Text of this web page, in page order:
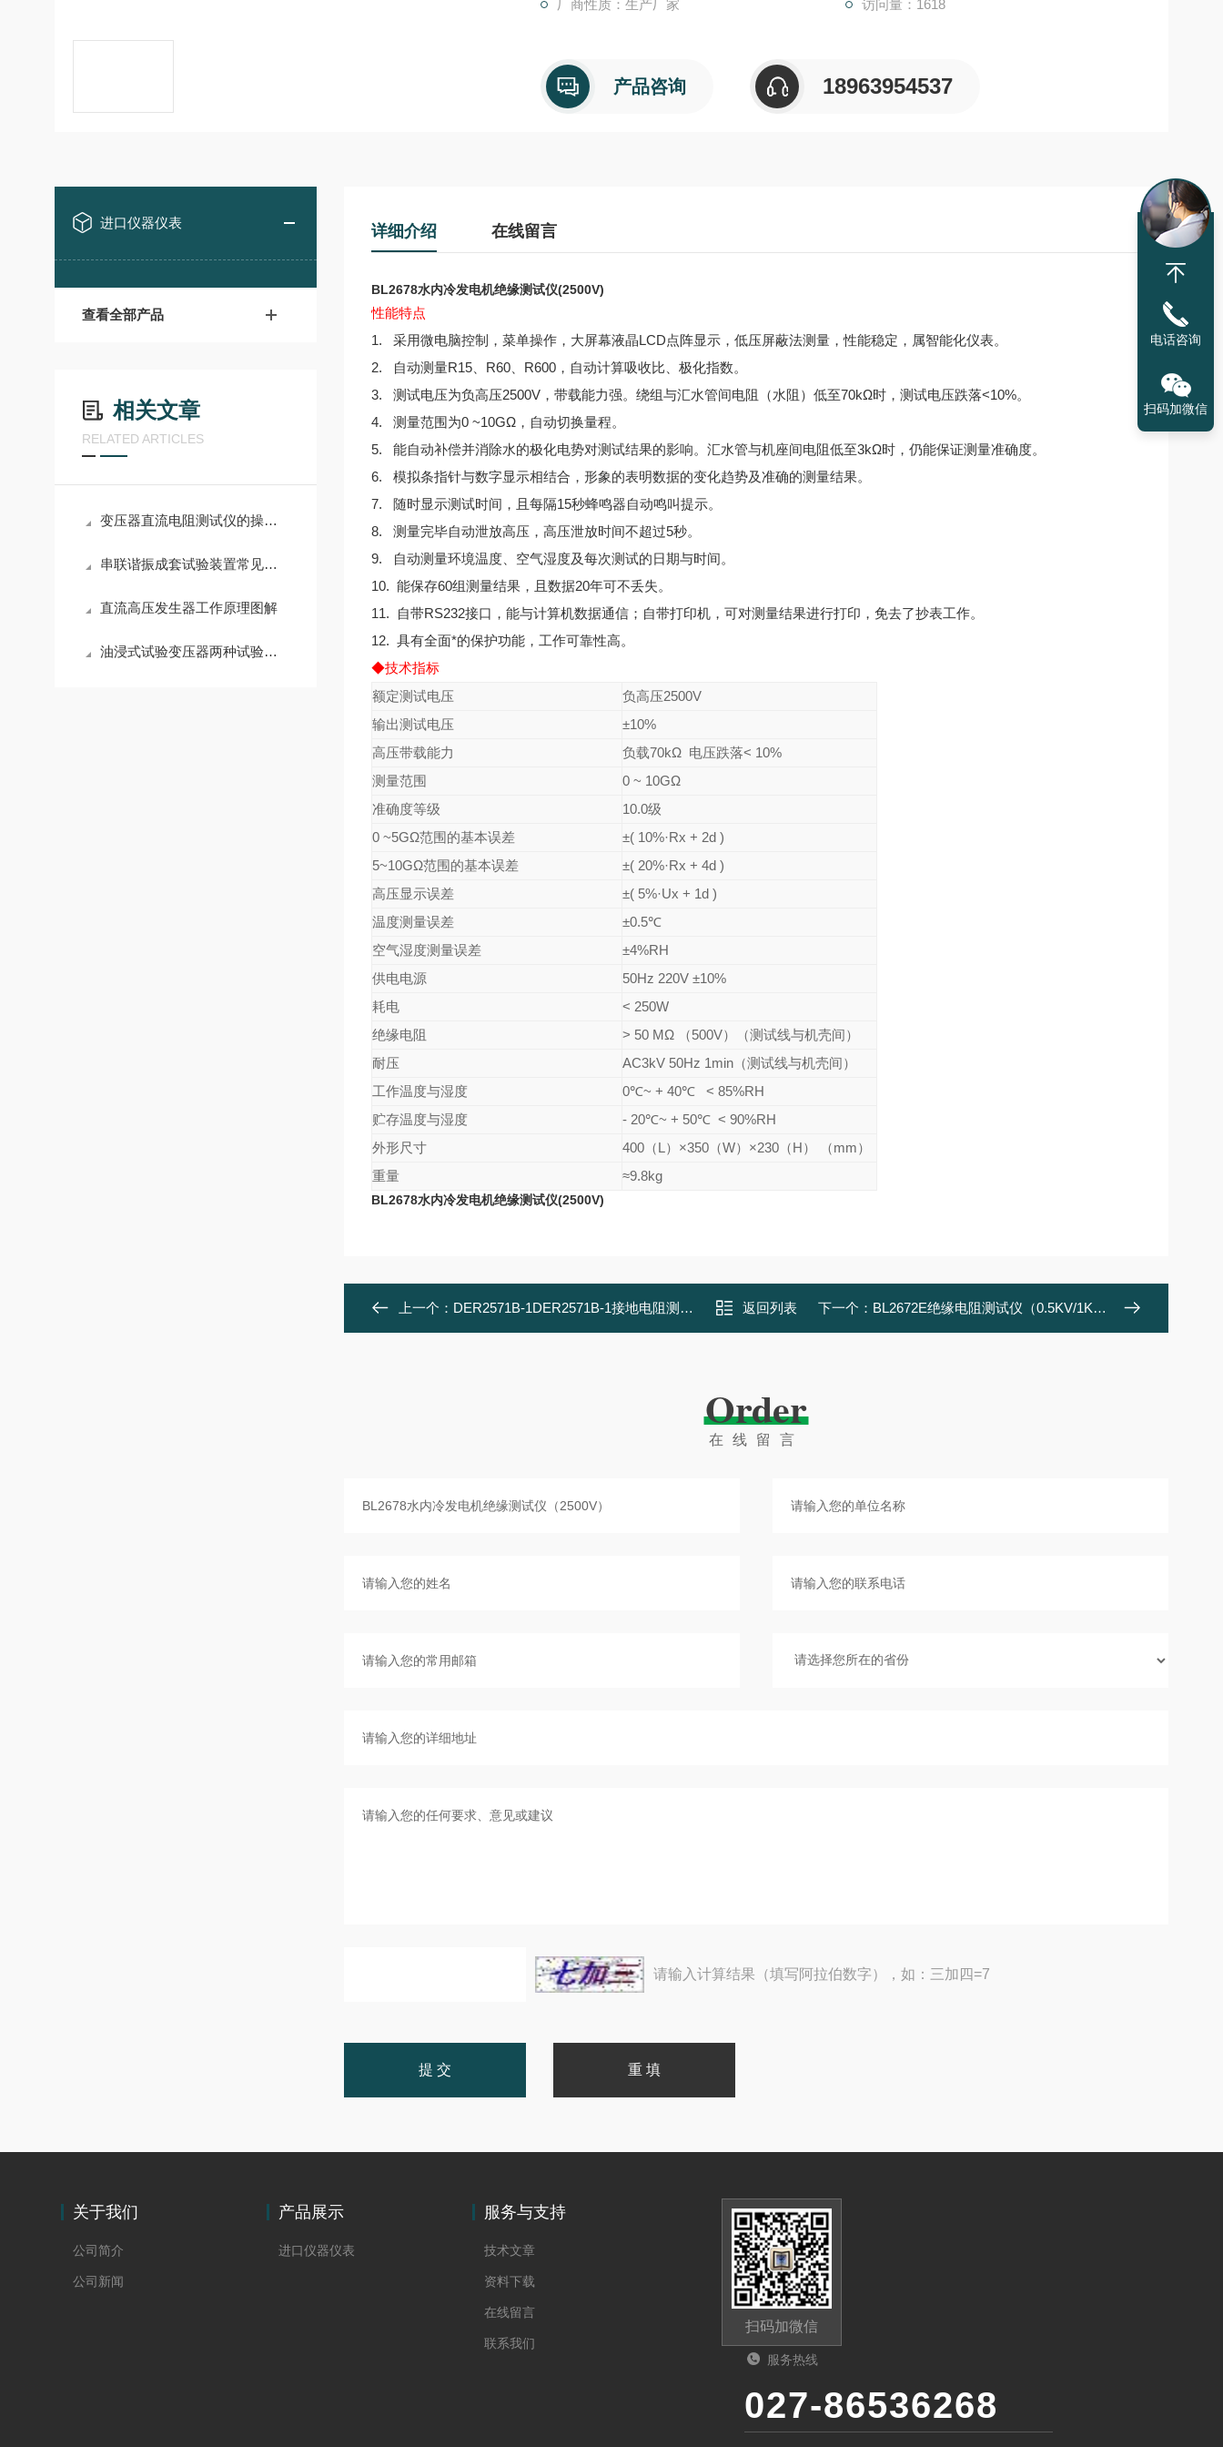
2. 自动测量R15、R60、R600，自动计算吸收比、极化指数。
落<10%。
厂商性质：生产厂家 访问量：1618
产品咨询 18963954537
进口仪器仪表
查看全部产品
相关文章
RELATED ARTICLES
变压器直流电阻测试仪的操作方法
串联谐振成套试验装置常见故障原因及排除方法
直流高压发生器工作原理图解
油浸式试验变压器两种试验方式及其成套配件
详细介绍 在线留言
BL2678水内冷发电机绝缘测试仪(2500V)
性能特点
1. 采用微电脑控制，菜单操作，大屏幕液晶LCD点阵显示，低压屏蔽法测量，性能稳定，属智能化仪表。
2. 自动测量R15、R60、R600，自动计算吸收比、极化指数。
3. 测试电压为负高压2500V，带载能力强。绕组与汇水管间电阻（水阻）低至70kΩ时，测试电压跌落<10%。
4. 测量范围为0 ~10GΩ，自动切换量程。
5. 能自动补偿并消除水的极化电势对测试结果的影响。汇水管与机座间电阻低至3kΩ时，仍能保证测量准确度。
6. 模拟条指针与数字显示相结合，形象的表明数据的变化趋势及准确的测量结果。
7. 随时显示测试时间，且每隔15秒蜂鸣器自动鸣叫提示。
8. 测量完毕自动泄放高压，高压泄放时间不超过5秒。
9. 自动测量环境温度、空气湿度及每次测试的日期与时间。
10. 能保存60组测量结果，且数据20年可不丢失。
11. 自带RS232接口，能与计算机数据通信；自带打印机，可对测量结果进行打印，免去了抄表工作。
12. 具有全面*的保护功能，工作可靠性高。
◆技术指标
额定测试电压
负高压2500V
输出测试电压
±10%
高压带载能力
负载70kΩ 电压跌落< 10%
测量范围
0 ~ 10GΩ
准确度等级
10.0级
0 ~5GΩ范围的基本误差
±( 10%·Rx + 2d )
5~10GΩ范围的基本误差
±( 20%·Rx + 4d )
高压显示误差
±( 5%·Ux + 1d )
温度测量误差
±0.5℃
空气湿度测量误差
±4%RH
供电电源
50Hz 220V ±10%
耗电
< 250W
绝缘电阻
> 50 MΩ （500V）（测试线与机壳间）
耐压
AC3kV 50Hz 1min（测试线与机壳间）
工作温度与湿度
0℃~ + 40℃ < 85%RH
贮存温度与湿度
- 20℃~ + 50℃ < 90%RH
外形尺寸
400（L）×350（W）×230（H） （mm）
重量
≈9.8kg
BL2678水内冷发电机绝缘测试仪(2500V)
上一个： DER2571B-1DER2571B-1接地电阻测试仪 返回列表 下一个： BL2672E绝缘电阻测试仪（0.5KV/1KV）
Order
在线留言
请输入计算结果（填写阿拉伯数字），如：三加四=7
关于我们
公司简介
公司新闻
产品展示
进口仪器仪表
服务与支持
技术文章
资料下载
在线留言
联系我们
扫码加微信
服务热线
027-86536268
电话咨询
扫码加微信